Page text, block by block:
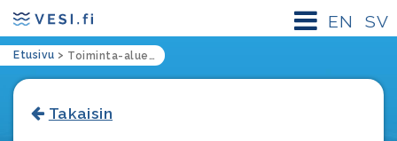
SV
EN
Etusivu > Toiminta-alueen määrittämisestä koituvien taloudellisten vaikutusten arviointityökalu (latauslinkki ja ohjeet)
Takaisin